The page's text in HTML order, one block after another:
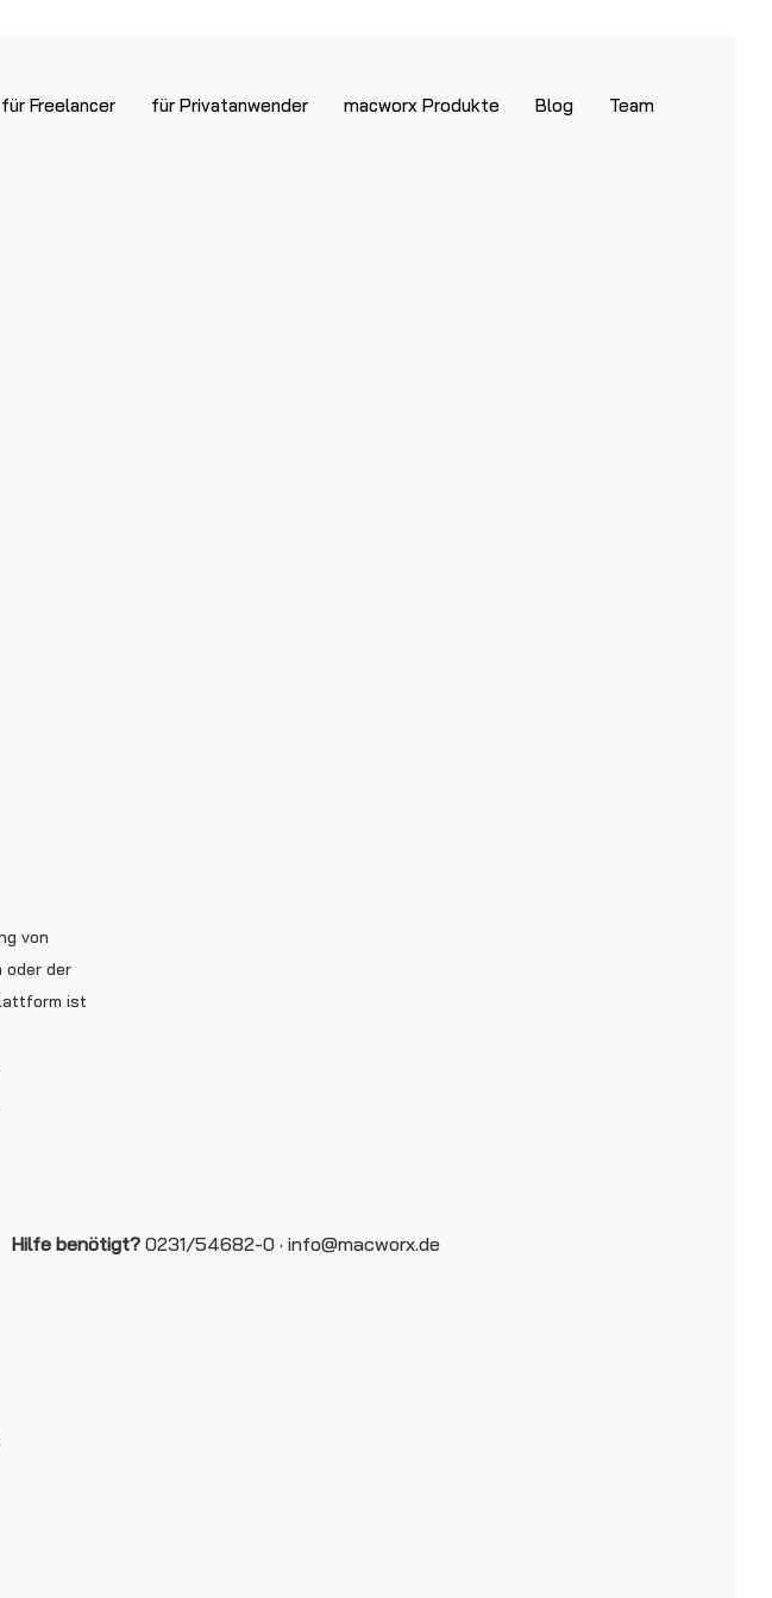
für Freelancer für Privatanwender macworx Produkte Blog Team
von
oder der
ist
Hilfe benötigt?0231/54682-0 ·info@macworx.de